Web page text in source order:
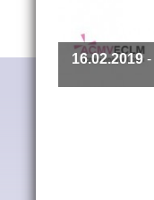
16.02.2019-